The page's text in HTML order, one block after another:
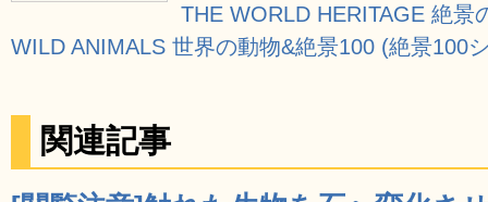
THE WORLD HERITAGE 絶
WILD ANIMALS 世界の動物&絶景100 (絶景100
関連記事